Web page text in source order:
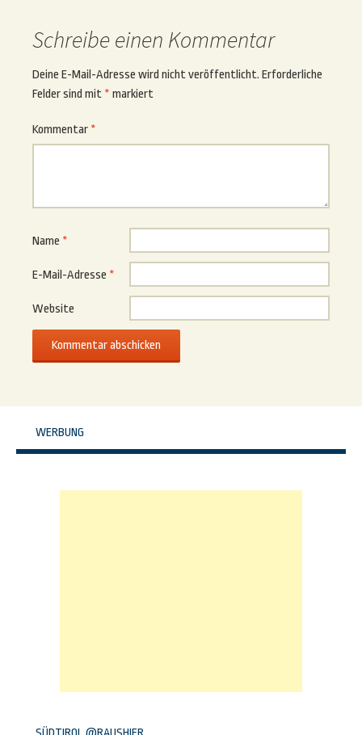
Schreibe einen Kommentar
Deine E-Mail-Adresse wird nicht veröffentlicht. Erforderliche
Felder sind mit * markiert
Kommentar *
Name *
E-Mail-Adresse *
Website
WERBUNG